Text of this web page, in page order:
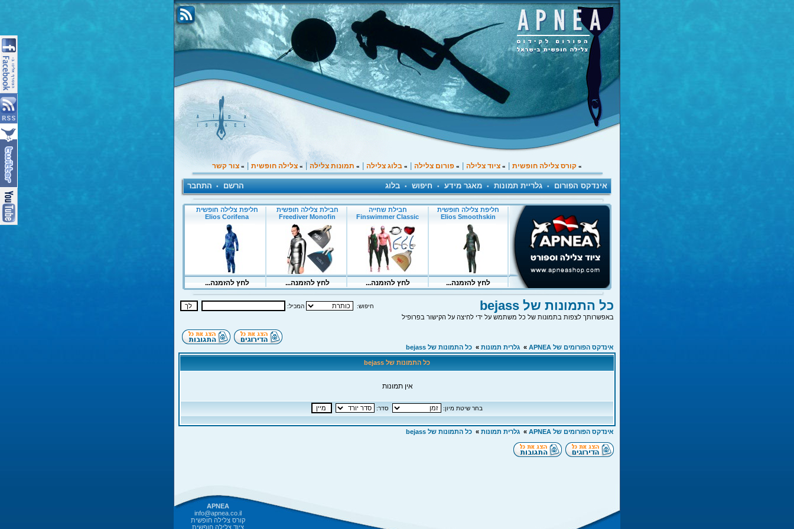
» קורס צלילה חופשית » ציוד צלילה » פורום צלילה » בלוג צלילה » תמונות צלילה » צלילה חופשית » צור קשר
אינדקס הפורום • גלריית תמונות • מאגר מידע • חיפוש • בלוג הרשם • התחבר
כל התמונות של bejass
באפשרותך לצפות בתמונות של כל משתמש על ידי לחיצה על הקישור בפרופיל
חיפוש: המכיל:
אינדקס הפורומים של APNEA » גלרית תמונות » כל התמונות של bejass
כל התמונות של bejass
אין תמונות
בחר שיטת מיון: סדר:
אינדקס הפורומים של APNEA » גלרית תמונות » כל התמונות של bejass
APNEA
info@apnea.co.il
קורס צלילה חופשית
ציוד צלילה חופשית